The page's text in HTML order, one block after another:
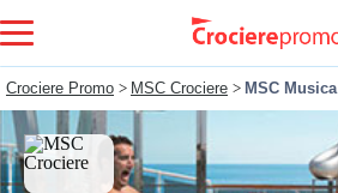
Crociere Promo > MSC Crociere > MSC Musica